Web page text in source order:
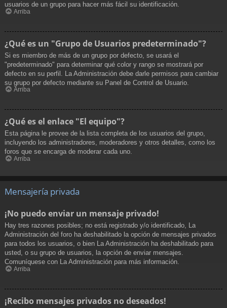
usuarios de un grupo para hacer más fácil su identificación.
Arriba
¿Qué es un "Grupo de Usuarios predeterminado"?
Si es miembro de más de un grupo por defecto, se usará el
"predeterminado" para determinar qué color y rango se mostrará por
defecto en su perfil. La Administración debe darle permisos para cambiar
su grupo por defecto mediante su Panel de Control de Usuario.
Arriba
¿Qué es el enlace "El equipo"?
Esta página le provee de la lista completa de los usuarios del grupo,
incluyendo los administradores, moderadores y otros detalles, como los
foros que se encarga de moderar cada uno.
Arriba
Mensajería privada
¡No puedo enviar un mensaje privado!
Hay tres razones posibles; no está registrado y/o identificado, La
Administración del foro ha deshabilitado la opción de mensajes privados
para todos los usuarios, o bien La Administración ha deshabilitado para
usted, o su grupo de usuarios, la opción de enviar mensajes.
Comuníquese con La Administración para más información.
Arriba
¡Recibo mensajes privados no deseados!